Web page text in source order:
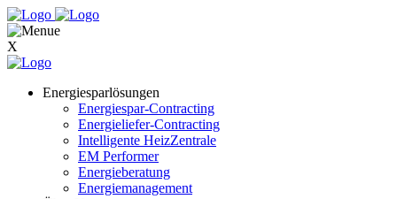
X
Energiesparlösungen
Energiespar-Contracting
Energieliefer-Contracting
Intelligente HeizZentrale
EM Performer
Energieberatung
Energiemanagement